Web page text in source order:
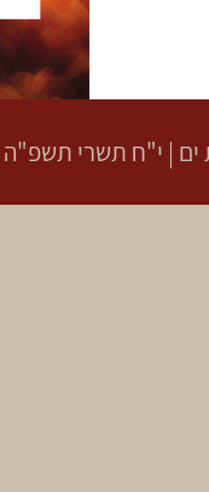
| י"ח תשרי תשפ"ה